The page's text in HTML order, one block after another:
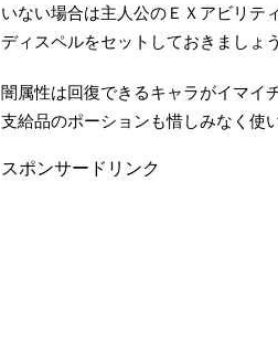
いない場合は主人公のＥＸアビリテ
ディスペルをセットしておきましょう
闇属性は回復できるキャラがイマイ
支給品のポーションも惜しみなく使
スポンサードリンク